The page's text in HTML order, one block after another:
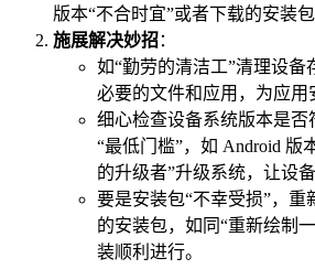
版本“不合时宜”或者下载的安装包
施展解决妙招：
如“勤劳的清洁工”清理设
必要的文件和应用，为应用
细心检查设备系统版本是否
“最低门槛”，如 Android 版
的升级者”升级系统，让设
要是安装包“不幸受损”，
的安装包，如同“重新绘制
装顺利进行。